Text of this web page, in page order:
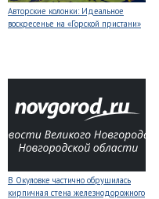
Авторские колонки: Идеальное
воскресенье на «Горской пристани»
В Окуловке частично обрушилась
кирпичная стена железнодорожного